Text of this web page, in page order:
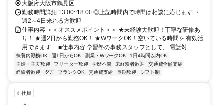
大阪府大阪市鶴見区
勤務時間詳細 13:00~18:00 ◎上記時間内で時間は相談に応じます ・
週2～4日来れる方歓迎
仕事内容 ＜＜オススメポイント＞＞ ★未経験大歓迎！丁寧な研修あ
り！ ★週2日から勤務OK！ ★WワークOK！空いている時間を 有効活
用できます！ ■仕事内容 学習塾の事務スタッフとして、 電話対...
扶養内勤務OK 週1日からOK 副業・WワークOK
1日4時間以内OK
主婦・主夫歓迎
フリーター歓迎 学歴不問 未経験者歓迎
交通費全額支給
経験者歓迎
夕方 ブランクOK 交通費支給 長期歓迎 シフト制
正社員